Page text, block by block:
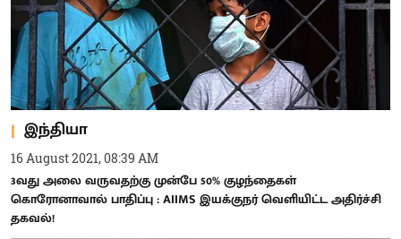
இந்தியா
16 August 2021, 08:39 AM
3வது அலை வருவதற்கு முன்பே 50% குழந்தைகள்
கொரோனாவால் பாதிப்பு : AIIMS இயக்குநர் வெளியிட்ட அதிர்ச்சி
தகவல்!